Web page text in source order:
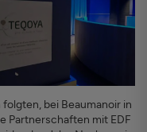
bei Beaumanoir in
Partnerschaften mit EDF